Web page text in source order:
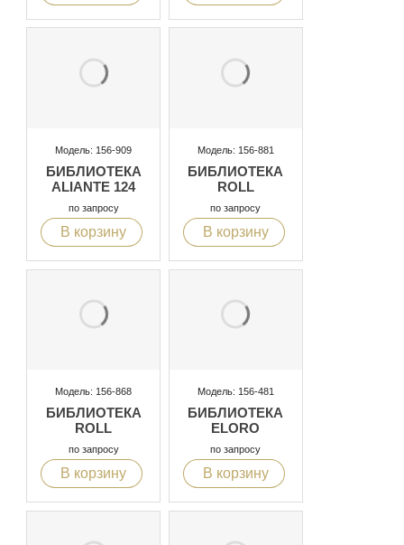
Модель: 156-909
БИБЛИОТЕКА
ALIANTE 124
по запросу
В корзину
Модель: 156-881
БИБЛИОТЕКА
ROLL
по запросу
В корзину
Модель: 156-868
БИБЛИОТЕКА
ROLL
по запросу
В корзину
Модель: 156-481
БИБЛИОТЕКА
ELORO
по запросу
В корзину